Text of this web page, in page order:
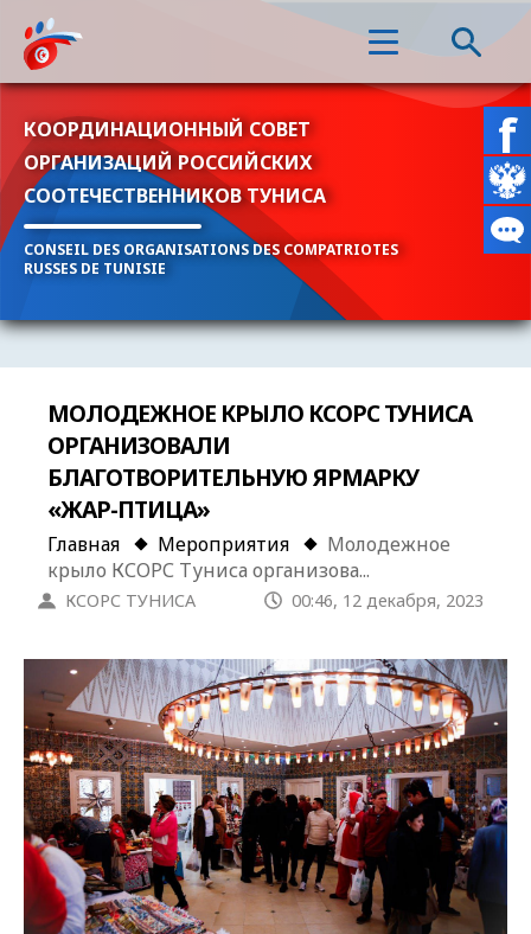
КООРДИНАЦИОННЫЙ СОВЕТ
ОРГАНИЗАЦИЙ РОССИЙСКИХ
СООТЕЧЕСТВЕННИКОВ ТУНИСА
CONSEIL DES ORGANISATIONS DES COMPATRIOTES
RUSSES DE TUNISIE
МОЛОДЕЖНОЕ КРЫЛО КСОРС ТУНИСА
ОРГАНИЗОВАЛИ
БЛАГОТВОРИТЕЛЬНУЮ ЯРМАРКУ
«ЖАР-ПТИЦА»
Главная Мероприятия
Молодежное
крыло КСОРС Туниса организова...
КСОРС ТУНИСА 00:46, 12 декабря, 2023
Галерея